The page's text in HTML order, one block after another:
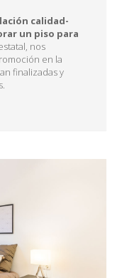
calidad-
un piso para
nos
en la
finalizadas y